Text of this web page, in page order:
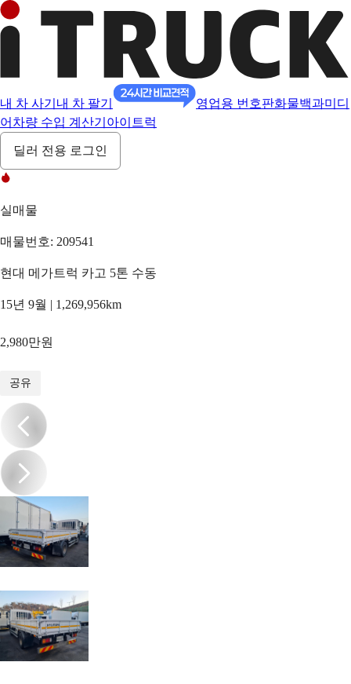
내 차 사기 내 차 팔기 영업용 번호판화물백과미디
어 차량 수입 계산기 아이트럭
딜러 전용 로그인
실매물
매물번호: 209541
현대 메가트럭 카고 5톤 수동
15년 9월 | 1,269,956km
2,980만원
공유
/8